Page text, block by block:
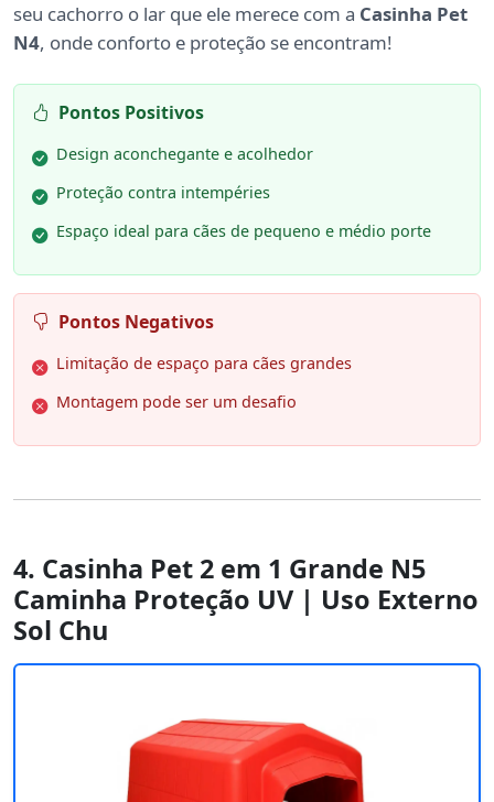
seu cachorro o lar que ele merece com a Casinha Pet
N4, onde conforto e proteção se encontram!
Pontos Positivos
Design aconchegante e acolhedor
Proteção contra intempéries
Espaço ideal para cães de pequeno e médio porte
Pontos Negativos
Limitação de espaço para cães grandes
Montagem pode ser um desafio
4. Casinha Pet 2 em 1 Grande N5
Caminha Proteção UV | Uso Externo
Sol Chu